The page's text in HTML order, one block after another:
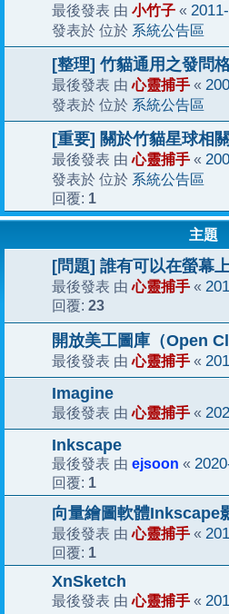
最後發表 由 小竹子 «
發表於 位於 系統公告區
[整理] 竹貓通用之發問
最後發表 由心靈捕手 «
發表於 位於 系統公告區
[重要] 關於竹貓星球相
最後發表 由心靈捕手 «
發表於 位於 系統公告區
回覆: 1
主題
[問題] 誰有可以在螢幕
最後發表 由心靈捕手 «
回覆: 23
開放美工圖庫（Open
最後發表 由心靈捕手 «
Imagine
最後發表 由心靈捕手 «
Inkscape
最後發表 由 ejsoon «
回覆: 1
向量繪圖軟體Inkscape
最後發表 由心靈捕手 «
回覆: 1
XnSketch
最後發表 由心靈捕手 «